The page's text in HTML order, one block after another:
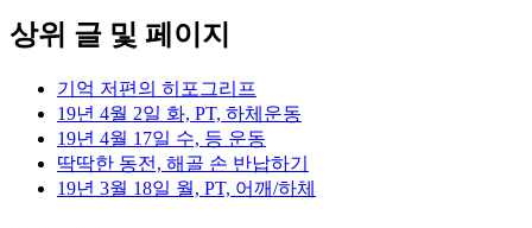
상위 글 및 페이지
기억 저편의 히포그리프
19년 4월 2일 화, PT, 하체운동
19년 4월 17일 수, 등 운동
딱딱한 동전, 해골 손 반납하기
19년 3월 18일 월, PT, 어깨/하체